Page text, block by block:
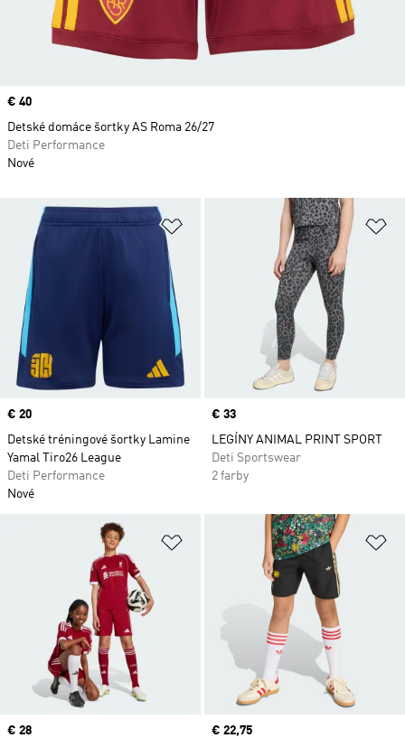
Pridať do zoznamu želaných
Price
€ 20
Detské tréningové šortky Lamine
Yamal Tiro26 League
Deti Performance
Nové
Price
€ 33
LEGÍNY ANIMAL PRINT SPORT
Deti Sportswear
2 farby
Pridať do zoznamu želaných
Current price
€ 28 Current price
€ 22,75
Price
€ 40
Detské domáce šortky AS Roma 26/27
Deti Performance
Nové